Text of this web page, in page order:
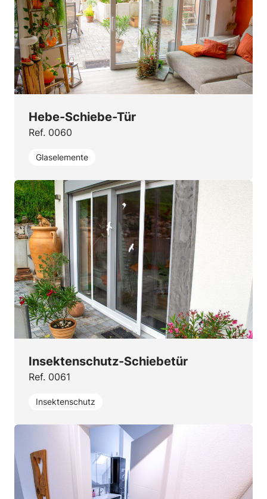
Hebe-Schiebe-Tür
Ref. 0060
Glaselemente
Insektenschutz-Schiebetür
Ref. 0061
Insektenschutz